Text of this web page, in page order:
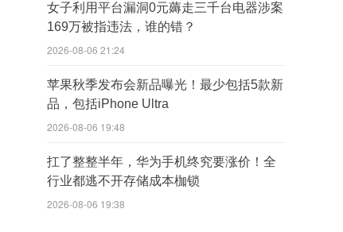
女子利用平台漏洞0元薅走三千台电器涉案
169万被指违法，谁的错？
2026-08-06 21:24
苹果秋季发布会新品曝光！最少包括5款新
品，包括iPhone Ultra
2026-08-06 19:48
扛了整整半年，华为手机终究要涨价！全
行业都逃不开存储成本枷锁
2026-08-06 19:38